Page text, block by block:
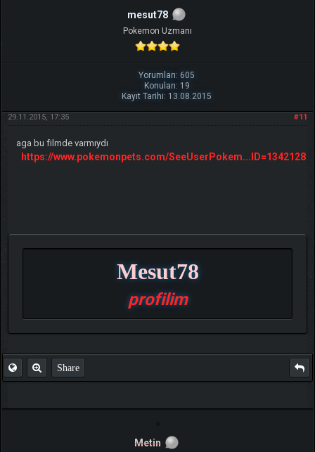
mesut78
Pokemon Uzmanı
Yorumları: 605
Konuları: 19
Kayıt Tarihi: 13.08.2015
#11
29.11.2015, 17:35
aga bu filmde varmıydı
https://www.pokemonpets.com/SeeUserPokem...ID=1342128
Mesut78
profilim
Share
Metin